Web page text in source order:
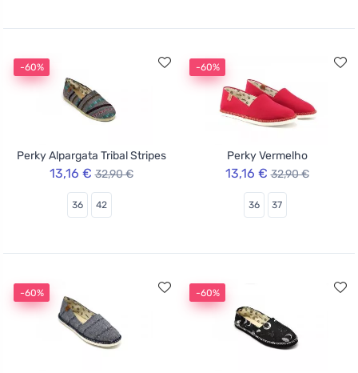
-60%
Perky Alpargata Tribal Stripes
13,16 € 32,90 €
36 42
-60%
Perky Vermelho
13,16 € 32,90 €
36 37
-60% -60%